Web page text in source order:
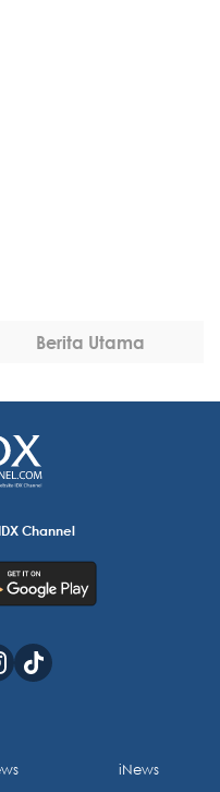
Berita Utama
Channel
iNews